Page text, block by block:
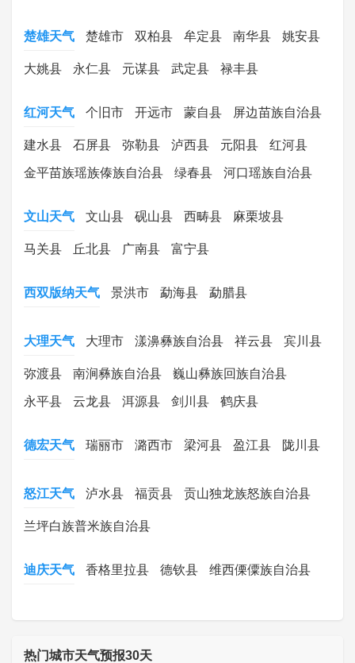
楚雄天气 楚雄市 双柏县 牟定县 南华县 姚安县
大姚县 永仁县 元谋县 武定县 禄丰县
红河天气 个旧市 开远市 蒙自县 屏边苗族自治县
建水县 石屏县 弥勒县 泸西县 元阳县 红河县
金平苗族瑶族傣族自治县 绿春县 河口瑶族自治县
文山天气 文山县 砚山县 西畴县 麻栗坡县
马关县 丘北县 广南县 富宁县
西双版纳天气 景洪市 勐海县 勐腊县
大理天气 大理市 漾濞彝族自治县 祥云县 宾川县
弥渡县 南涧彝族自治县 巍山彝族回族自治县
永平县 云龙县 洱源县 剑川县 鹤庆县
德宏天气 瑞丽市 潞西市 梁河县 盈江县 陇川县
怒江天气 泸水县 福贡县 贡山独龙族怒族自治县
兰坪白族普米族自治县
迪庆天气 香格里拉县 德钦县 维西傈僳族自治县
热门城市天气预报30天